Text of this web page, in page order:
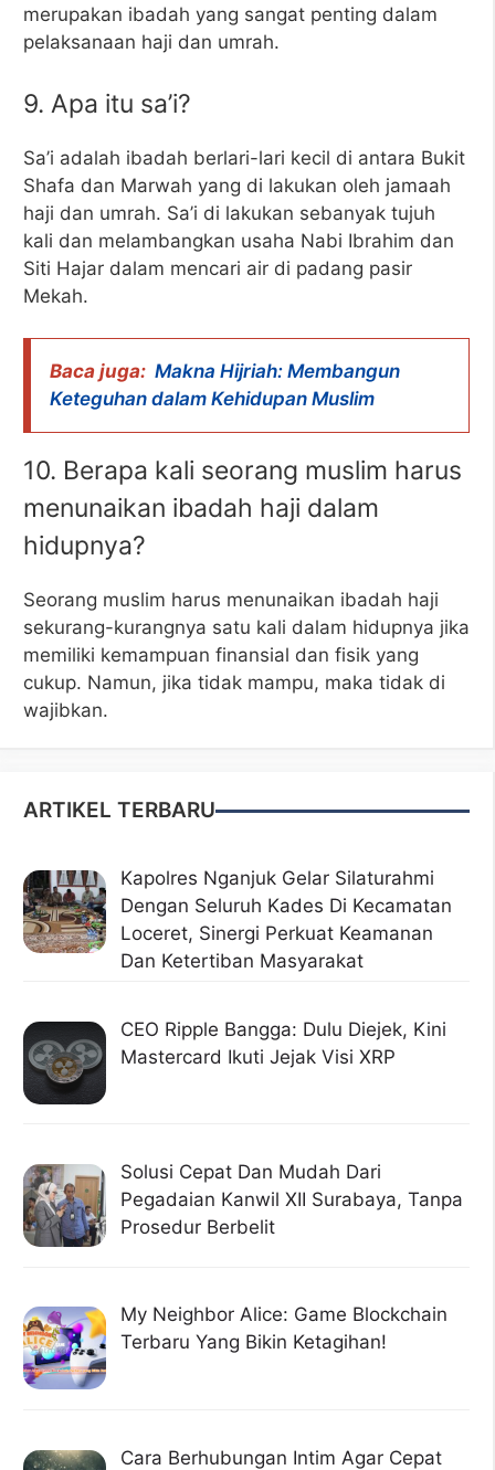
merupakan ibadah yang sangat penting dalam
pelaksanaan haji dan umrah.
9. Apa itu sa’i?
Sa’i adalah ibadah berlari-lari kecil di antara Bukit
Shafa dan Marwah yang di lakukan oleh jamaah
haji dan umrah. Sa’i di lakukan sebanyak tujuh
kali dan melambangkan usaha Nabi Ibrahim dan
Siti Hajar dalam mencari air di padang pasir
Mekah.
Baca juga: Makna Hijriah: Membangun
Keteguhan dalam Kehidupan Muslim
10. Berapa kali seorang muslim harus
menunaikan ibadah haji dalam
hidupnya?
Seorang muslim harus menunaikan ibadah haji
sekurang-kurangnya satu kali dalam hidupnya jika
memiliki kemampuan finansial dan fisik yang
cukup. Namun, jika tidak mampu, maka tidak di
wajibkan.
ARTIKEL TERBARU
Kapolres Nganjuk Gelar Silaturahmi
Dengan Seluruh Kades Di Kecamatan
Loceret, Sinergi Perkuat Keamanan
Dan Ketertiban Masyarakat
CEO Ripple Bangga: Dulu Diejek, Kini
Mastercard Ikuti Jejak Visi XRP
Solusi Cepat Dan Mudah Dari
Pegadaian Kanwil XII Surabaya, Tanpa
Prosedur Berbelit
My Neighbor Alice: Game Blockchain
Terbaru Yang Bikin Ketagihan!
Cara Berhubungan Intim Agar Cepat